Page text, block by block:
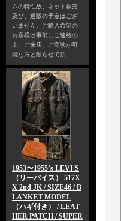
ムの特性故、ネット販売
及び、通販の予定はござ
いません。ご購入希望の
お客様は事前にご連絡の
上、ご来店、ご商談が可
能な方と限らせて頂…
1953〜1955’s LEVI'S
（リーバイス） 517X
X 2nd JK / SIZE46 / B
LANKET MODEL
（ハギ付き） / LEAT
HER PATCH / SUPER